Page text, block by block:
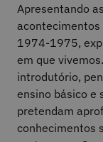
Apresentando
acontecimentos
1974-1975,
em que
introdutório,
ensino básico e
pretendam
conhecimentos